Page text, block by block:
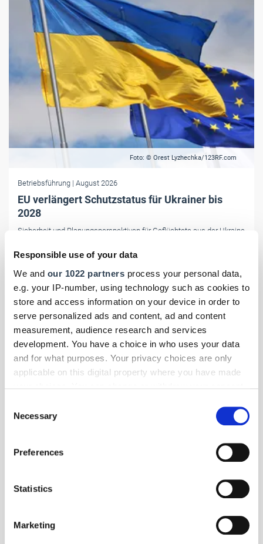
Responsible use of your data
We and our 1022 partners process your personal data,
e.g. your IP-number, using technology such as cookies to
store and access information on your device in order to
serve personalized ads and content, ad and content
measurement, audience research and services
development. You have a choice in who uses your data
and for what purposes. Your privacy choices are only
applicable on this digital property where you have made
the Privacy trigger icon.
Collect information about your geographical location
Identify your device by actively scanning it for
Find out more about how your personal data is processed
and set your preferences in the
Selection
Necessary
Preferences
Statistics
Marketing
Foto: © Orest Lyzhechka/123RF.com
Betriebsführung | August 2026
EU verlängert Schutzstatus für Ukrainer bis
2028
Sicherheit und Planungsperspektiven für Geflüchtete aus der Ukraine
vorübergehenden Schutzstatus bis März 2028.
Online-Rechner für die neue Heizungsförderung
Bekomme ich die neue Heizungsförderung und wenn ja, in welcher